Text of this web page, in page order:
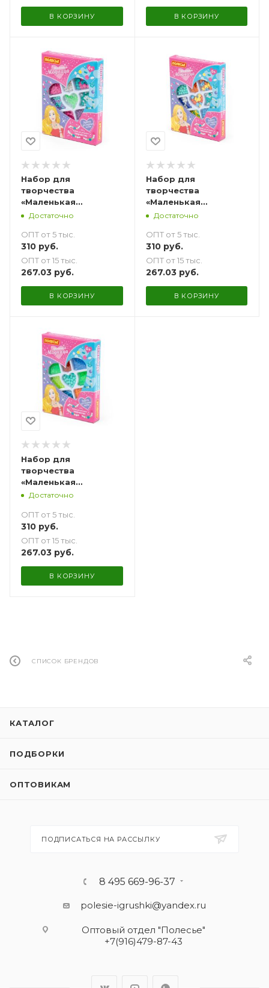
В КОРЗИНУ В КОРЗИНУ
Набор для
творчества
«Маленькая
модница» 235 эл.
Достаточно
ОПТ от 5 тыс.
310 руб.
ОПТ от 15 тыс.
267.03 руб.
В КОРЗИНУ
Набор для
творчества
«Маленькая
модница» 205 эл.
Достаточно
ОПТ от 5 тыс.
310руб.
ОПТ от 15 тыс.
267.03руб.
В КОРЗИНУ
Набор для
творчества
«Маленькая
модница» 220 эл.
Достаточно
ОПТ от 5 тыс.
310 руб.
ОПТ от 15 тыс.
267.03 руб.
В КОРЗИНУ
СПИСОК БРЕНДОВ
КАТАЛОГ
ПОДБОРКИ
ОПТОВИКАМ
ПОДПИСАТЬСЯ НА РАССЫЛКУ
8 495 669-96-37
polesie-igrushki@yandex.ru
Оптовый отдел "Полесье"
+7(916)479-87-43